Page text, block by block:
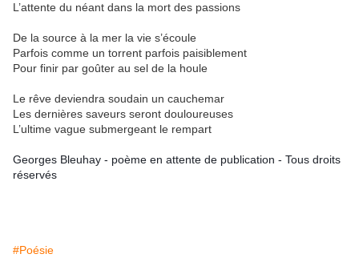
L’attente du néant dans la mort des passions
De la source à la mer la vie s’écoule
Parfois comme un torrent parfois paisiblement
Pour finir par goûter au sel de la houle
Le rêve deviendra soudain un cauchemar
Les dernières saveurs seront douloureuses
L’ultime vague submergeant le rempart
Georges Bleuhay - poème en attente de publication - Tous droits
réservés
#Poésie